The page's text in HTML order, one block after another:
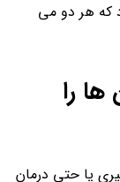
که هر دو می
را
یا حتی درمان